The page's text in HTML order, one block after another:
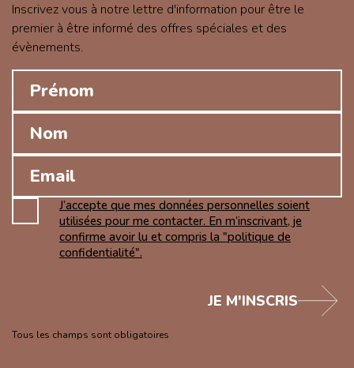
Inscrivez vous à notre lettre d'information pour être le
premier à être informé des offres spéciales et des
évènements.
J’accepte que mes données personnelles soient
utilisées pour me contacter. En m’inscrivant, je
confirme avoir lu et compris la "politique de
confidentialité".
Tous les champs sont obligatoires
JE M'INSCRIS